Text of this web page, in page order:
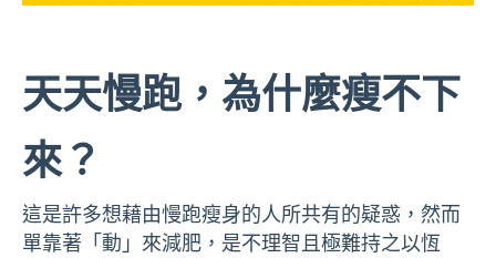
天天慢跑，為什麼瘦不下
來？
這是許多想藉由慢跑瘦身的人所共有的疑惑，然而
單靠著「動」來減肥，是不理智且極難持之以恆